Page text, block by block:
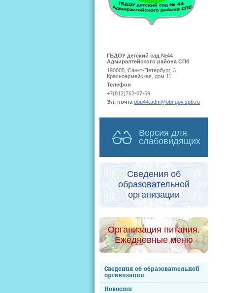
ГБДОУ детский сад №44
Адмиралтейского района СПб
190005, Санкт-Петербург, 3
Красноармейская, дом 11
Телефон
+7(812)762-07-59
Эл. почта dou44.adm@obr.gov.spb.ru
Версия для
слабовидящих
Сведения об
образовательной
организации
Организация питания.
Ежедневные меню
Сведения об образовательной
организации
Новости